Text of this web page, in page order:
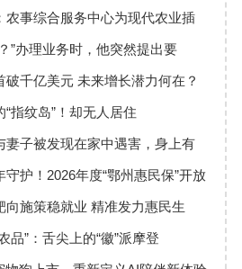
农事综合服务中心为现代农业插
”办理业务时，他突然提出要
千亿美元 未来增长潜力何在？
指纹岛”！却无人居住
妻子被发现在家中遇害，身上有
护！2026年度“鄂州惠民保”开放
向施策稳就业 精准发力惠民生
品”：舌尖上的“徽”派摩登